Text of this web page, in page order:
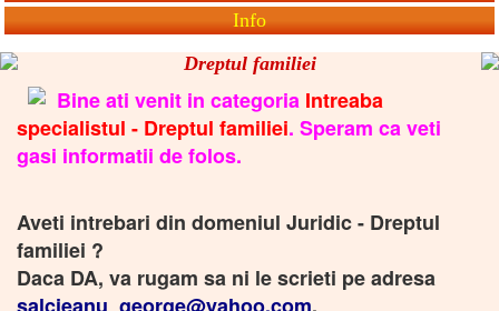
Info
Dreptul familiei
Bine ati venit in categoria Intreaba
specialistul - Dreptul familiei. Speram ca veti
gasi informatii de folos.
Aveti intrebari din domeniul Juridic - Dreptul
familiei ?
Daca DA, va rugam sa ni le scrieti pe adresa